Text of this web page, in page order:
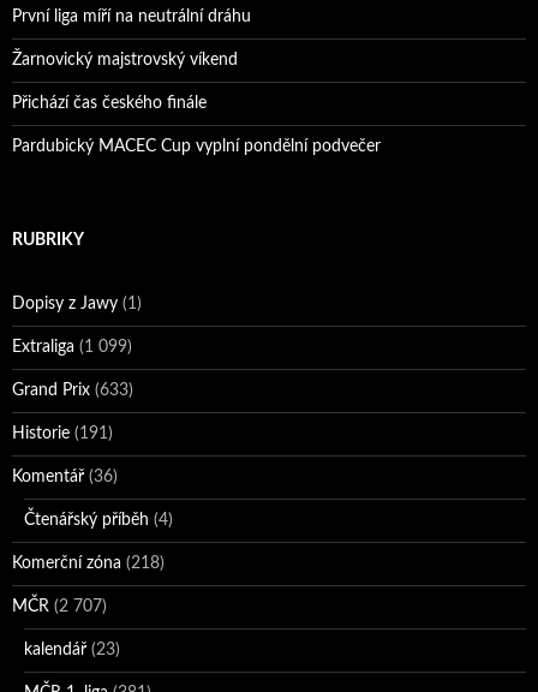
První liga míří na neutrální dráhu
Žarnovický majstrovský víkend
Přichází čas českého finále
Pardubický MACEC Cup vyplní pondělní podvečer
RUBRIKY
Dopisy z Jawy (1)
Extraliga (1 099)
Grand Prix (633)
Historie (191)
Komentář (36)
Čtenářský příběh (4)
Komerční zóna (218)
MČR (2 707)
kalendář (23)